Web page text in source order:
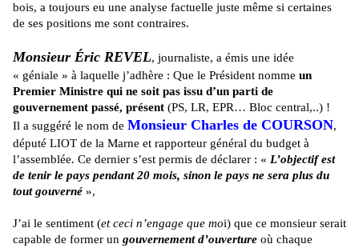
bois, a toujours eu une analyse factuelle juste même si certaines
de ses positions me sont contraires.
Monsieur Éric REVEL, journaliste, a émis une idée
« géniale » à laquelle j’adhère : Que le Président nomme un
Premier Ministre qui ne soit pas issu d’un parti de
gouvernement passé, présent (PS, LR, EPR… Bloc central,..) !
Il a suggéré le nom de Monsieur Charles de COURSON,
député LIOT de la Marne et rapporteur général du budget à
l’assemblée. Ce dernier s’est permis de déclarer : « L’objectif est
de tenir le pays pendant 20 mois, sinon le pays ne sera plus du
tout gouverné »,
J’ai le sentiment (et ceci n’engage que moi) que ce monsieur serait
capable de former un gouvernement d’ouverture où chaque